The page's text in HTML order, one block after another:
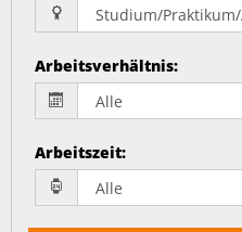
Arbeitsverhältnis:
Arbeitszeit: